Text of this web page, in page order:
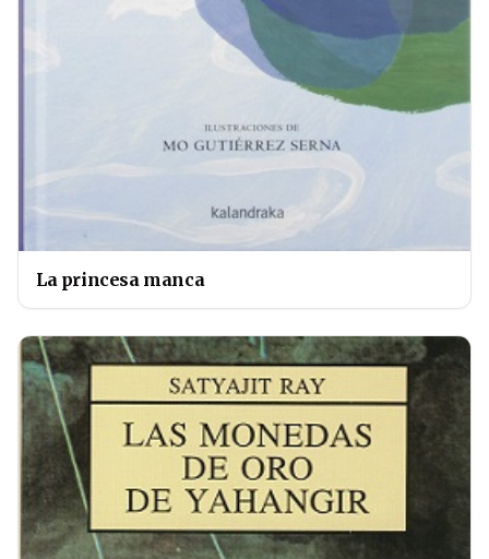
La princesa manca